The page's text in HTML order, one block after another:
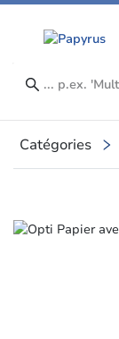
Catégories
Slide 1 of 1